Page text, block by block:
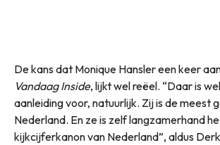
De kans dat Monique Hansler een keer
Vandaag Inside, lijkt wel reëel. “Daar is
aanleiding voor, natuurlijk. Zij is de meest
Nederland. En ze is zelf langzamerhand
kijkcijferkanon van Nederland”, aldus